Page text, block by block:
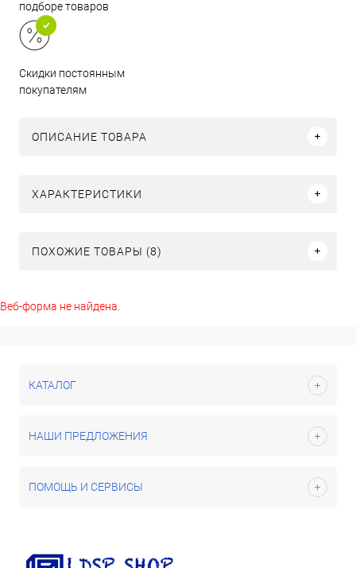
подборе товаров
Скидки постоянным
покупателям
ОПИСАНИЕ ТОВАРА
ХАРАКТЕРИСТИКИ
ПОХОЖИЕ ТОВАРЫ (8)
Веб-форма не найдена.
КАТАЛОГ
НАШИ ПРЕДЛОЖЕНИЯ
ПОМОЩЬ И СЕРВИСЫ